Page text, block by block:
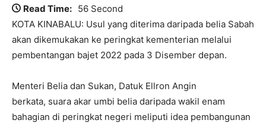
Read Time: 56 Second
KOTA KINABALU: Usul yang diterima daripada belia Sabah
akan dikemukakan ke peringkat kementerian melalui
pembentangan bajet 2022 pada 3 Disember depan.
Menteri Belia dan Sukan, Datuk Ellron Angin
berkata, suara akar umbi belia daripada wakil enam
bahagian di peringkat negeri meliputi idea pembangunan